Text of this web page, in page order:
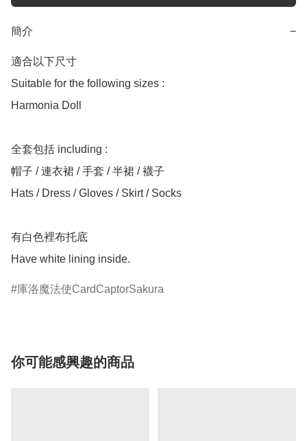
簡介 −
適合以下尺寸
Suitable for the following sizes :
Harmonia Doll
全套包括 including :
帽子 / 連衣裙 / 手套 / 半裙 / 襪子
Hats / Dress / Gloves / Skirt / Socks
有白色裡布托底
庫洛魔法使CardCaptorSakura
你可能感興趣的商品